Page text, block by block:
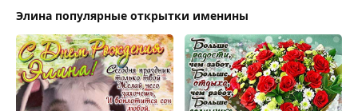
Элина популярные открытки именины